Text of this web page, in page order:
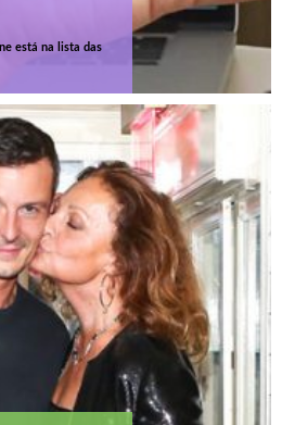
está na lista das